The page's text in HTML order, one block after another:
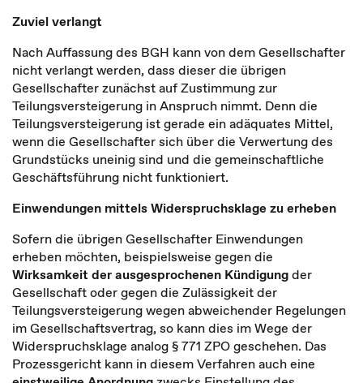
Zuviel verlangt
Nach Auffassung des BGH kann von dem Gesellschafter
nicht verlangt werden, dass dieser die übrigen
Gesellschafter zunächst auf Zustimmung zur
Teilungsversteigerung in Anspruch nimmt. Denn die
Teilungsversteigerung ist gerade ein adäquates Mittel,
wenn die Gesellschafter sich über die Verwertung des
Grundstücks uneinig sind und die gemeinschaftliche
Geschäftsführung nicht funktioniert.
Einwendungen mittels Widerspruchsklage zu erheben
Sofern die übrigen Gesellschafter Einwendungen
erheben möchten, beispielsweise gegen die
Wirksamkeit der ausgesprochenen Kündigungder
Gesellschaft oder gegen die Zulässigkeit der
Teilungsversteigerung wegen abweichender Regelungen
im Gesellschaftsvertrag, so kann dies im Wege der
Widerspruchsklage analog § 771 ZPO geschehen. Das
Prozessgericht kann in diesem Verfahren auch eine